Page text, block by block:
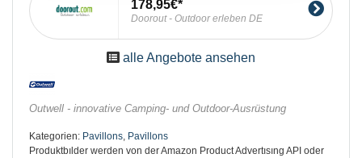
178,95€
Doorout - Outdoor erleben DE
alle Angebote ansehen
Outwell - innovative Camping- und Outdoor-Ausrüstung
Kategorien: Pavillons, Pavillons
Produktbılder werden von der Amazon Product Advertısıng API oder